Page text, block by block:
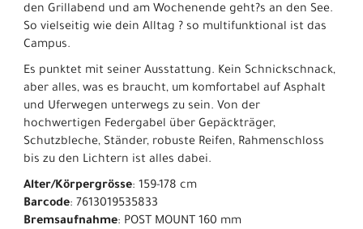
den Grillabend und am Wochenende geht?s an den See.
So vielseitig wie dein Alltag ? so multifunktional ist das
Campus.
Es punktet mit seiner Ausstattung. Kein Schnickschnack,
aber alles, was es braucht, um komfortabel auf Asphalt
und Uferwegen unterwegs zu sein. Von der
hochwertigen Federgabel über Gepäckträger,
Schutzbleche, Ständer, robuste Reifen, Rahmenschloss
bis zu den Lichtern ist alles dabei.
Alter/Körpergrösse: 159-178 cm
Barcode: 7613019535833
Bremsaufnahme: POST MOUNT 160 mm